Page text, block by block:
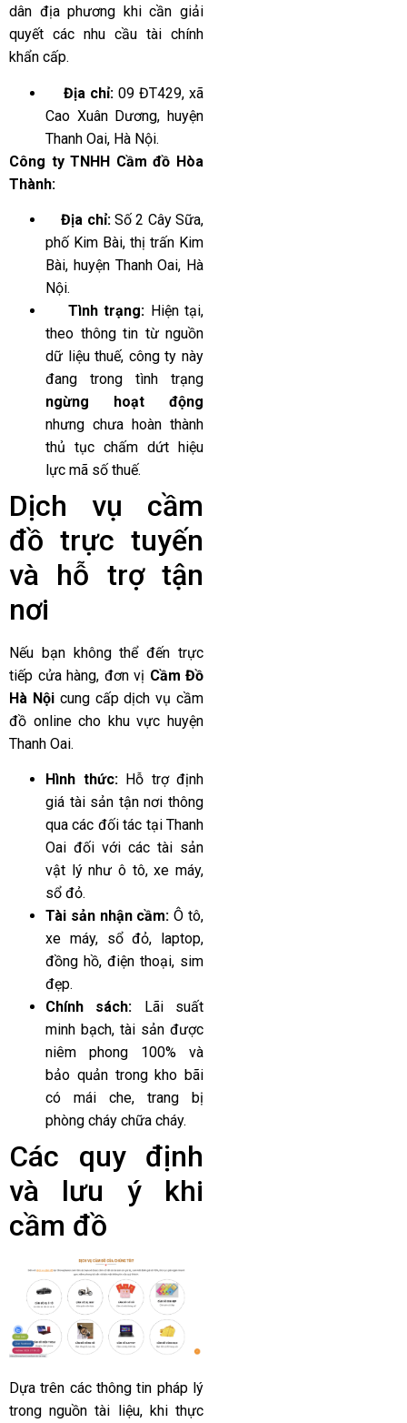
dân địa phương khi cần giải
quyết các nhu cầu tài chính
khẩn cấp.
Địa chỉ: 09 ĐT429, xã
Cao Xuân Dương, huyện
Thanh Oai, Hà Nội.
Công ty TNHH Cầm đồ Hòa
Thành:
Địa chỉ:Số 2 Cây Sữa,
phố Kim Bài, thị trấn Kim
Bài, huyện Thanh Oai, Hà
Nội.
Tình trạng: Hiện tại,
theo thông tin từ nguồn
dữ liệu thuế, công ty này
đang trong tình trạng
ngừng hoạt động
nhưng chưa hoàn thành
thủ tục chấm dứt hiệu
lực mã số thuế.
Dịch vụ cầm
đồ trực tuyến
và hỗ trợ tận
nơi
Nếu bạn không thể đến trực
tiếp cửa hàng, đơn vị Cầm Đồ
Hà Nộicung cấp dịch vụ cầm
đồ online cho khu vực huyện
Thanh Oai.
Hình thức:Hỗ trợ định
giá tài sản tận nơi thông
qua các đối tác tại Thanh
Oai đối với các tài sản
vật lý như ô tô, xe máy,
sổ đỏ.
Tài sản nhận cầm: Ô tô,
xe máy, sổ đỏ, laptop,
đồng hồ, điện thoại, sim
đẹp.
Chính sách: Lãi suất
minh bạch, tài sản được
niêm phong 100% và
bảo quản trong kho bãi
có mái che, trang bị
phòng cháy chữa cháy.
Các quy định
và lưu ý khi
cầm đồ
Dựa trên các thông tin pháp lý
trong nguồn tài liệu, khi thực